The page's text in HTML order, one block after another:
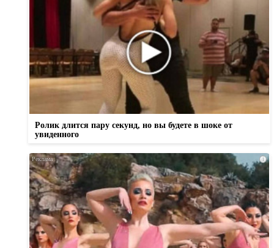
Ролик длится пару секунд, но вы будете в шоке от
увиденного
i